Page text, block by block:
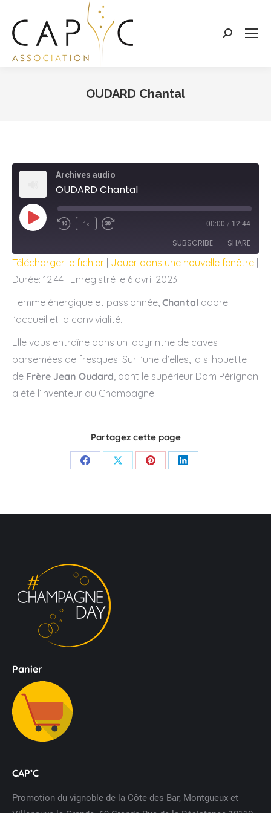
Search:
OUDARD Chantal
Archives audio
OUDARD Chantal
Play
Episode
1x 00:00 / 12:44
SUBSCRIBE SHARE
SHARE
LINK
Télécharger le fichier Jouer dans une nouvelle fenêtre
Durée: 12:44 Enregistré le 6 avril 2023
Femme énergique et passionnée, Chantal adore
l’accueil et la convivialité.
Elle vous entraîne dans un labyrinthe de caves
parsemées de fresques. Sur l’une d’elles, la silhouette
de Frère Jean Oudard, dont le supérieur Dom Pérignon
a été l’inventeur du Champagne.
Partagez cette page
Share Share Share Share
Panier
CAP’C
Promotion du vignoble de la Côte des Bar, Montgueux et